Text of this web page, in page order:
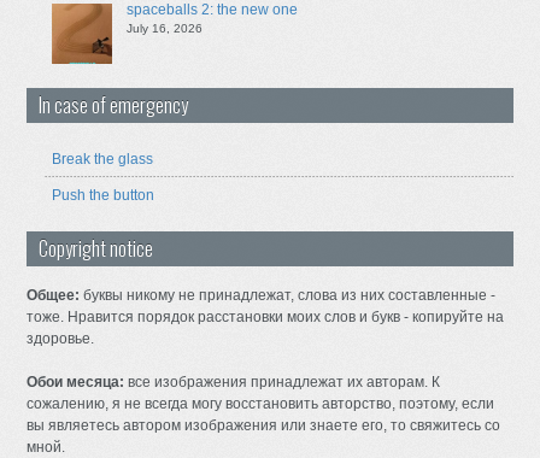
spaceballs 2: the new one
July 16, 2026
In case of emergency
Break the glass
Push the button
Copyright notice
Общее: буквы никому не принадлежат, слова из них составленные -
тоже. Нравится порядок расстановки моих слов и букв - копируйте на
здоровье.
Обои месяца: все изображения принадлежат их авторам. К
сожалению, я не всегда могу восстановить авторство, поэтому, если
вы являетесь автором изображения или знаете его, то свяжитесь со
мной.